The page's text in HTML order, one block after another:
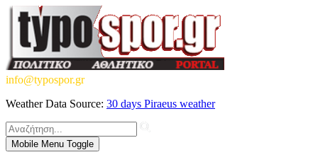
info@typospor.gr
Weather Data Source: 30 days Piraeus weather
Mobile Menu Toggle